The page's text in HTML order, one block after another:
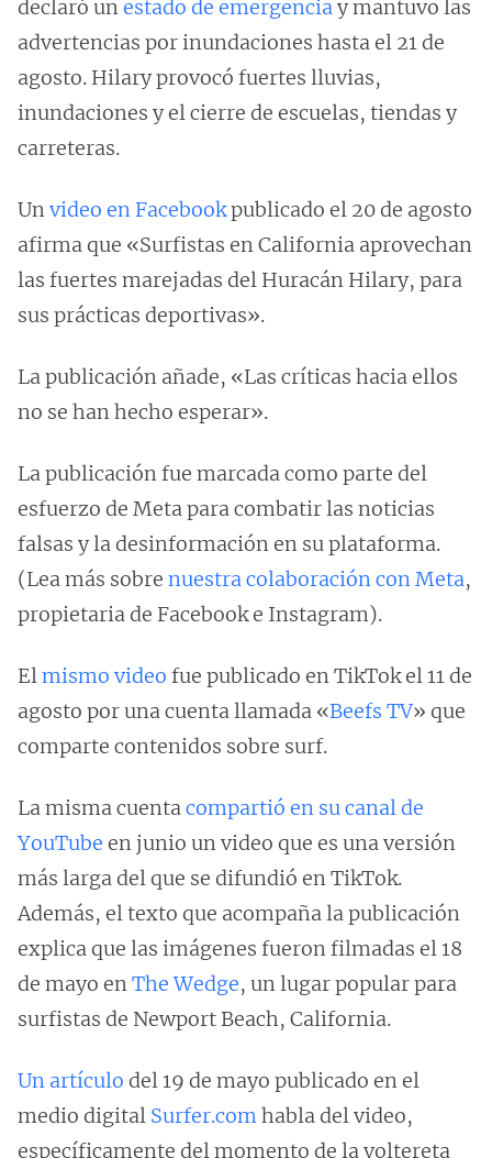
declaró unestado de emergenciay mantuvo las
advertencias por inundaciones hasta el 21 de
agosto. Hilary provocó fuertes lluvias,
inundaciones y el cierre de escuelas, tiendas y
carreteras.
Unvideo en Facebookpublicado el 20 de agosto
afirma que «Surfistas en California aprovechan
las fuertes marejadas del Huracán Hilary, para
sus prácticas deportivas».
La publicación añade, «Las críticas hacia ellos
no se han hecho esperar».
La publicación fue marcada como parte del
esfuerzo de Meta para combatir las noticias
falsas y la desinformación en su plataforma.
(Lea más sobre nuestra colaboración con Meta,
propietaria de Facebook e Instagram).
Elmismo video fue publicado en TikTok el 11 de
agosto por una cuenta llamada «Beefs TV» que
comparte contenidos sobre surf.
La misma cuentacompartió en su canal de
YouTube en junio un video que es una versión
más larga del que se difundió en TikTok.
Además, el texto que acompaña la publicación
explica que las imágenes fueron filmadas el 18
de mayo enThe Wedge, un lugar popular para
surfistas de Newport Beach, California.
Un artículo del 19 de mayo publicado en el
medio digital Surfer.comhabla del video,
específicamente del momento de la voltereta